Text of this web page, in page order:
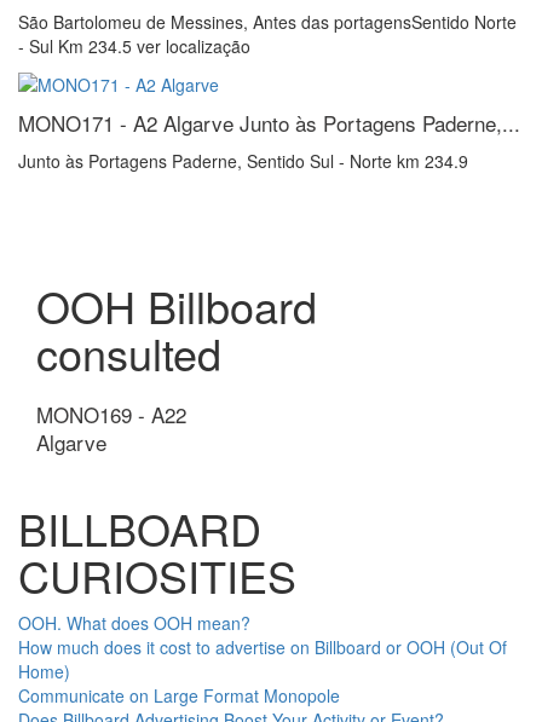
São Bartolomeu de Messines, Antes das portagensSentido Norte
- Sul Km 234.5 ver localização
MONO171 - A2 Algarve Junto às Portagens Paderne,...
Junto às Portagens Paderne, Sentido Sul - Norte km 234.9
OOH Billboard
consulted
MONO169 - A22
Algarve
BILLBOARD
CURIOSITIES
OOH. What does OOH mean?
How much does it cost to advertise on Billboard or OOH (Out Of
Home)
Communicate on Large Format Monopole